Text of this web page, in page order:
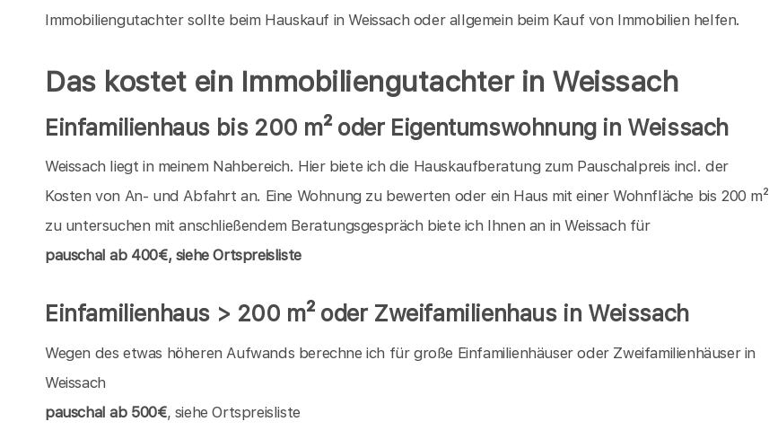
Immobiliengutachter sollte beim Hauskauf in Weissach oder allgemein beim Kauf von Immobilien helfen.
Das kostet ein Immobiliengutachter in Weissach
Einfamilienhaus bis 200 m² oder Eigentumswohnung in Weissach
Weissach liegt in meinem Nahbereich. Hier biete ich die Hauskaufberatung zum Pauschalpreis incl. der
Kosten von An- und Abfahrt an. Eine Wohnung zu bewerten oder ein Haus mit einer Wohnfläche bis 200 m²
zu untersuchen mit anschließendem Beratungsgespräch biete ich Ihnen an in Weissach für
pauschalab 400€, siehe Ortspreisliste
Einfamilienhaus > 200 m² oder Zweifamilienhaus in Weissach
Wegen des etwas höheren Aufwands berechne ich für große Einfamilienhäuser oder Zweifamilienhäuser in
Weissach
pauschal ab 500€, siehe Ortspreisliste